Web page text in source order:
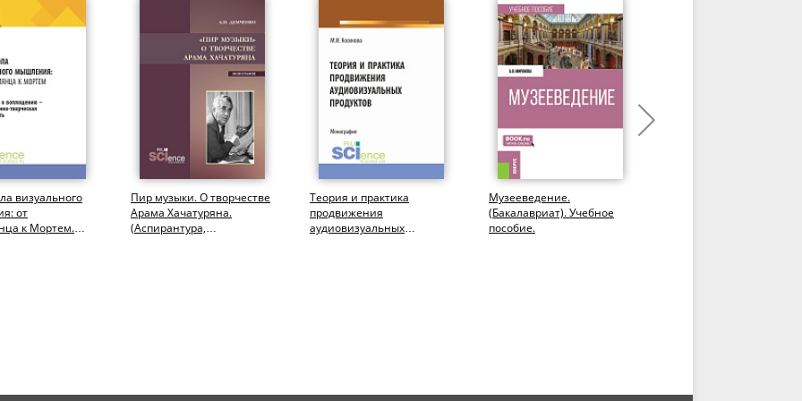
визуального
от
к Мортем.
Пир музыки. О творчестве
Арама Хачатуряна.
(Аспирантура,
Теория и практика
продвижения
аудиовизуальных
Музееведение.
(Бакалавриат). Учебное
пособие.